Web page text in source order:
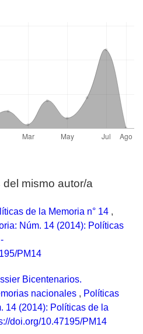
mismo autor/a
de la Memoria n° 14 ,
Núm. 14 (2014): Políticas
PM14
Bicentenarios.
nacionales , Políticas
14 (2014): Políticas de la
doi.org/10.47195/PM14